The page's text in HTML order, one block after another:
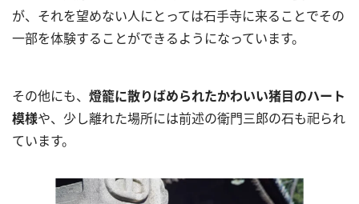
が、それを望めない人にとっては石手寺に来ることでその
一部を体験することができるようになっています。
その他にも、 燈籠に散りばめられたかわいい猪目のハート
模様や、少し離れた場所には前述の衛門三郎の石も祀られ
ています。